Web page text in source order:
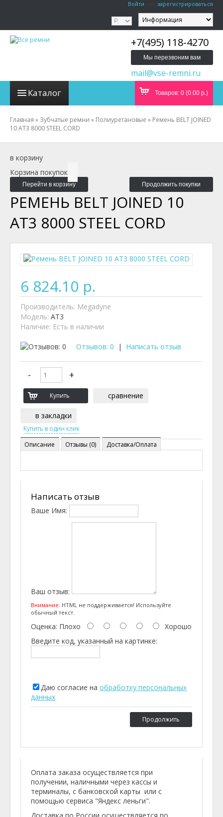
Войти зарегистрироваться
+7(495) 118-4270
Мы перезвоним вам
mail@vse-remni.ru
Каталог Товаров: 0 (0.00 р.)
Главная » Зубчатые ремни » Полиуретановые » Ремень BELT JOINED
10 AT3 8000 STEEL CORD
в корзину
Корзина покупок
Перейти в корзину Продолжить покупки
РЕМЕНЬ BELT JOINED 10
AT3 8000 STEEL CORD
6 824.10 р.
Производитель: Megadyne
Модель: AT3
Наличие: Есть в наличии
Отзывов: 0 | Написать отзыв
сравнение
в закладки
Описание Отзывы (0) Доставка/Оплата
Написать отзыв
Ваше Имя:
Ваш отзыв:
Внимание: HTML не поддерживается! Используйте
обычный текст.
Оценка: Плохо
Хорошо
Введите код, указанный на картинке:
Даю согласие на обработку персональных
данных
Продолжить
Оплата заказа осуществляется при
получении, наличными через кассы и
терминалы, с банковской карты или с
помощью сервиса "Яндекс леньги".